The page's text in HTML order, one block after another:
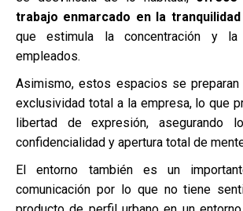
trabajo enmarcado en la
que estimula la concentración y la
empleados.
Asimismo, estos espacios se preparan
exclusividad total a la empresa, lo que
libertad de expresión, asegurando
confidencialidad y apertura total de
El entorno también es un
comunicación por lo que no tiene